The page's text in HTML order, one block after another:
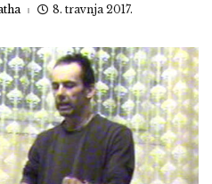
8. travnja 2017.